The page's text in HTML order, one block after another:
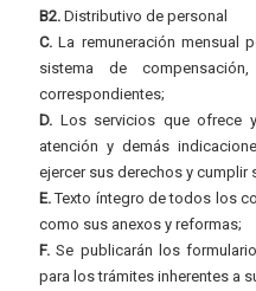
B2. Distributivo de personal
C. La remuneración mensual
sistema de
correspondientes;
D. Los servicios que ofrece
atención y demás
ejercer sus derechos y cumplir
E.Texto íntegro de todos los
como sus anexos y reformas;
F. Se publicarán los
para los trámites inherentes a